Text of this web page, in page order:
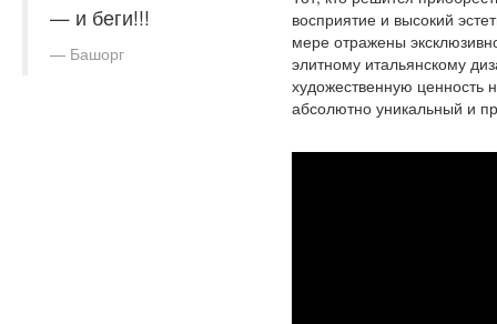
— и беги!!!
Башорг
восприятие и высокий
мере отражены
элитному итальянскому
художественную ценность
абсолютно уникальный и